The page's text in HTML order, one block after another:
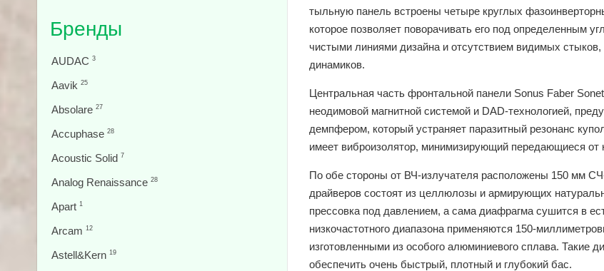
тыльную панель встроены четыре круглых
которое позволяет поворачивать его под определенным
чистыми линиями дизайна и отсутствием видимых
динамиков.
Центральная часть фронтальной панели Sonus Faber
неодимовой магнитной системой и DAD-технологией,
демпфером, который устраняет паразитный резонанс
имеет виброизолятор, минимизирующий передающиеся от
По обе стороны от ВЧ-излучателя расположены 150 мм
драйверов состоят из целлюлозы и армирующих
прессовка под давлением, а сама диафрагма сушится в
низкочастотного диапазона применяются 150-
изготовленными из особого алюминиевого сплава. Такие
обеспечить очень быстрый, плотный и глубокий бас.
Бренды
AUDAC 3
Aavik 25
Absolare 27
Accuphase 28
Acoustic Solid 7
Analog Renaissance 28
Apart 1
Arcam 12
Astell&Kern 19